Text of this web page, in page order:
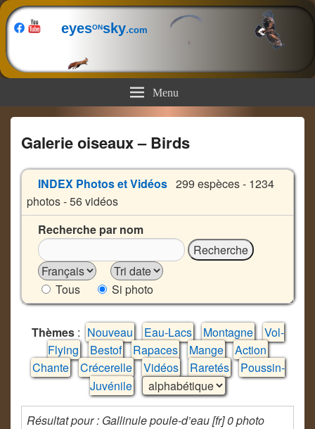
eyesONsky.com
Menu
Galerie oiseaux – Birds
INDEX Photos et Vidéos 299 espèces - 1234
photos - 56 vidéos
Recherche par nom
Tous Si photo
Thèmes: Nouveau Eau-Lacs Montagne
Vol-
Flying
Bestof Rapaces Mange
Action
Chante
Crécerelle Vidéos Raretés
Poussin-
Juvénile
Résultat pour : Gallinule poule-d’eau [fr] 0 photo